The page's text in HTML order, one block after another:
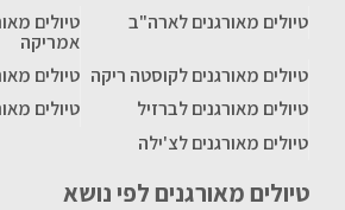
טיולים מאורגנים לארה"ב
טיולים
אמריקה
טיולים מאורגנים לקוסטה ריקה טיולים
טיולים מאורגנים לברזיל
טיולים
טיולים מאורגנים לצ'ילה
טיולים מאורגנים לפי נושא